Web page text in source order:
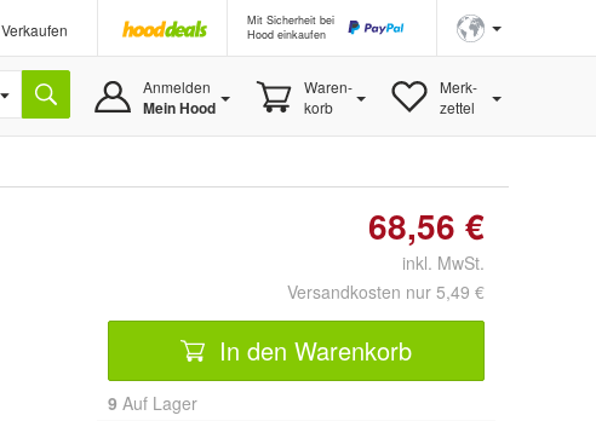
Verkaufen
Mit Sicherheit bei
Hood einkaufen
Anmelden
Mein Hood
Waren-
korb
Merk-
zettel
68,56 €
inkl. MwSt.
Versandkosten nur 5,49 €
In den Warenkorb
9 Auf Lager